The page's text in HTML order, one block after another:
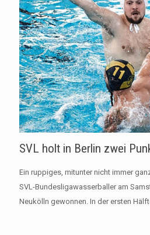
SVL holt in Berlin zwei
Ein ruppiges, mitunter nicht immer
SVL-Bundesligawasserballer am
Neukölln gewonnen. In der ersten